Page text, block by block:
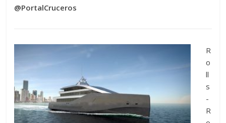
@PortalCruceros
R
o
ll
s
-
R